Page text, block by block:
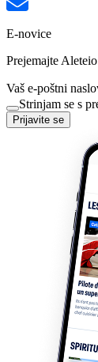
E-novice
Prejemajte
Vaš e-poštni
Strinjam se s
Prijavite se